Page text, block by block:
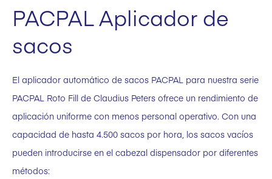
PACPAL Aplicador de
sacos
El aplicador automático de sacos PACPAL para nuestra serie
PACPAL Roto Fill de Claudius Peters ofrece un rendimiento de
aplicación uniforme con menos personal operativo. Con una
capacidad de hasta 4.500 sacos por hora, los sacos vacíos
pueden introducirse en el cabezal dispensador por diferentes
métodos: